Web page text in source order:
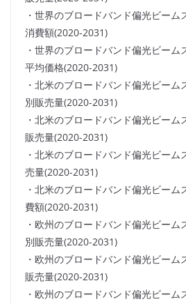
・世界のブロードバンド偏光ビーム
消費額(2020-2031)
・世界のブロードバンド偏光ビーム
平均価格(2020-2031)
・北米のブロードバンド偏光ビー
別販売量(2020-2031)
・北米のブロードバンド偏光ビーム
販売量(2020-2031)
・北米のブロードバンド偏光ビーム
売量(2020-2031)
・北米のブロードバンド偏光ビーム
費額(2020-2031)
・欧州のブロードバンド偏光ビー
別販売量(2020-2031)
・欧州のブロードバンド偏光ビーム
販売量(2020-2031)
・欧州のブロードバンド偏光ビーム